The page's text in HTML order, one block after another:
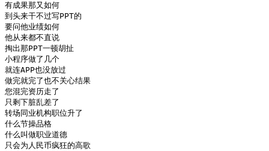
有成果那又如何
到头来干不过写PPT的
要问他业绩如何
他从来都不直说
掏出那PPT一顿胡扯
小程序做了几个
就连APP也没放过
做完就完了也不关心结果
您混完资历走了
只剩下脏乱差了
转场同业机构职位升了
什么节操品格
什么叫做职业道德
只会为人民币疯狂的高歌